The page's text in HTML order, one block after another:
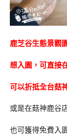
鹿芝谷生態景觀
想入園，可直接
可以折抵全台菇
或是在菇神鹿谷
也可獲得免費入